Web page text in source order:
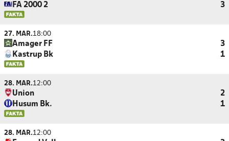
FA 2000 2
3
27. MAR.18:00
Amager FF
3
Kastrup Bk
1
28. MAR.12:00
Union
2
Husum Bk.
1
28. MAR.12:00